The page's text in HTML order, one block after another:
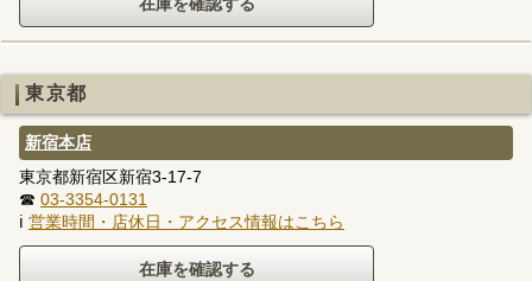
東京都
新宿本店
東京都新宿区新宿3-17-7
☎ 03-3354-0131
ℹ 営業時間・店休日・アクセス情報はこちら